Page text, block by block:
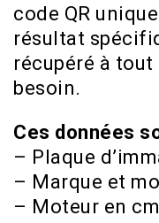
code QR
résultat
récupéré à tout
besoin.
Ces données
– Plaque
– Marque et
– Moteur en